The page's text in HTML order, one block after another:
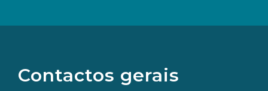
Contactos gerais
redes
sociais